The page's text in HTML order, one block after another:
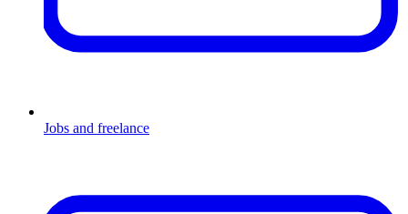
Jobs and freelance